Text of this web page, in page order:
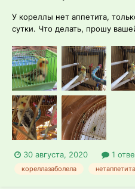
У кореллы нет аппетита,
сутки. Что делать, прошу
овощи и фрукты, из
отварной, хлеб, яйцо белок.
заметила, что...
30 августа, 2020 1
кореллазаболела нетаппетита